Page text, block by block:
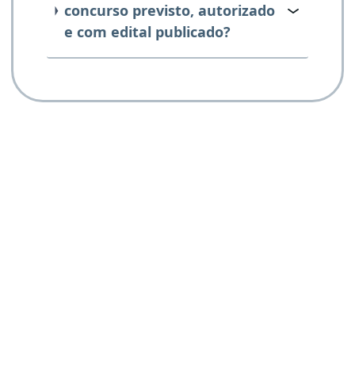
concurso previsto, autorizado
e com edital publicado?